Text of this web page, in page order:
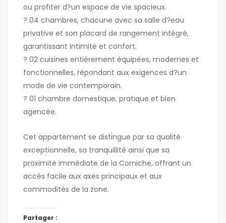
ou profiter d?un espace de vie spacieux.
? 04 chambres, chacune avec sa salle d?eau
privative et son placard de rangement intégré,
garantissant intimité et confort.
? 02 cuisines entièrement équipées, modernes et
fonctionnelles, répondant aux exigences d?un
mode de vie contemporain.
? 01 chambre domestique, pratique et bien
agencée.
Cet appartement se distingue par sa qualité
exceptionnelle, sa tranquillité ainsi que sa
proximité immédiate de la Corniche, offrant un
accès facile aux axes principaux et aux
commodités de la zone.
Partager :